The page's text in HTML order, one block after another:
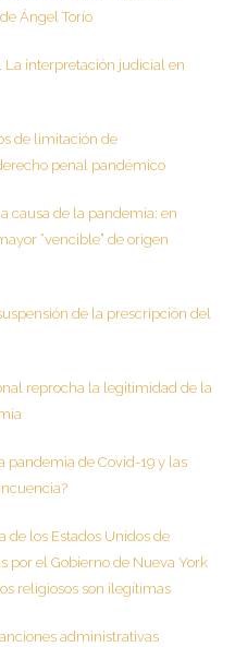
Ángel Torío
La interpretación judicial en
de limitación de
penal pandémico
causa de la pandemia: en
“vencible” de origen
de la prescripción del
reprocha la legitimidad de la
pandemia de Covid-19 y las
de los Estados Unidos de
por el Gobierno de Nueva York
religiosos son ilegítimas
administrativas